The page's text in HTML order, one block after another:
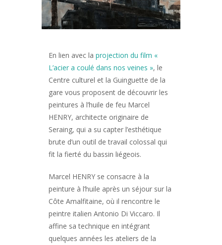
En lien avec la projection du film «
L’acier a coulé dans nos veines », le
Centre culturel et la Guinguette de la
gare vous proposent de découvrir les
peintures à l’huile de feu Marcel
HENRY, architecte originaire de
Seraing, qui a su capter l’esthétique
brute d’un outil de travail colossal qui
fit la fierté du bassin liégeois.
Marcel HENRY se consacre à la
peinture à l’huile après un séjour sur la
Côte Amalfitaine, où il rencontre le
peintre italien Antonio Di Viccaro. Il
affine sa technique en intégrant
quelques années les ateliers de la